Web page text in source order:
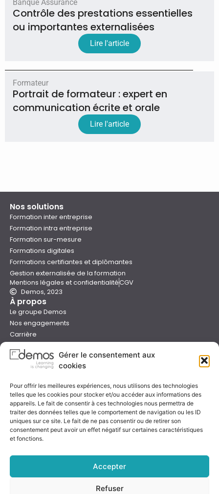
Gérer le consentement aux
cookies
Pour offrir les meilleures expériences, nous utilisons des technologies
telles que les cookies pour stocker et/ou accéder aux informations des
appareils. Le fait de consentir à ces technologies nous permettra de
traiter des données telles que le comportement de navigation ou les ID
uniques sur ce site. Le fait de ne pas consentir ou de retirer son
consentement peut avoir un effet négatif sur certaines caractéristiques
et fonctions.
Accepter
Refuser
Banque Assurance
Contrôle des prestations essentielles
ou importantes externalisées
Lire l'article
Formateur
Portrait de formateur : expert en
communication écrite et orale
Lire l'article
Nos solutions
Formation inter entreprise
Formation intra entreprise
Formation sur-mesure
Formations digitales
Formations certifiantes et diplômantes
Gestion externalisée de la formation
Mentions légales et confidentialitéCGV
Demos, 2023
À propos
Le groupe Demos
Nos engagements
Carrière
Presse
Catalogues
Aide
Nous contacter
Nous trouver
Préparer sa formation
Sessions garanties
Qualité & certification